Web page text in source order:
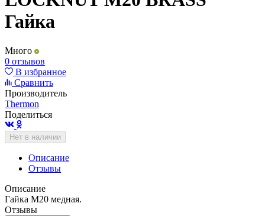
Гайка
Много
0 отзывов
В избранное
Сравнить
Производитель
Thermon
Поделиться
Нет в наличии
Описание
Отзывы
Описание
Гайка М20 медная.
Отзывы